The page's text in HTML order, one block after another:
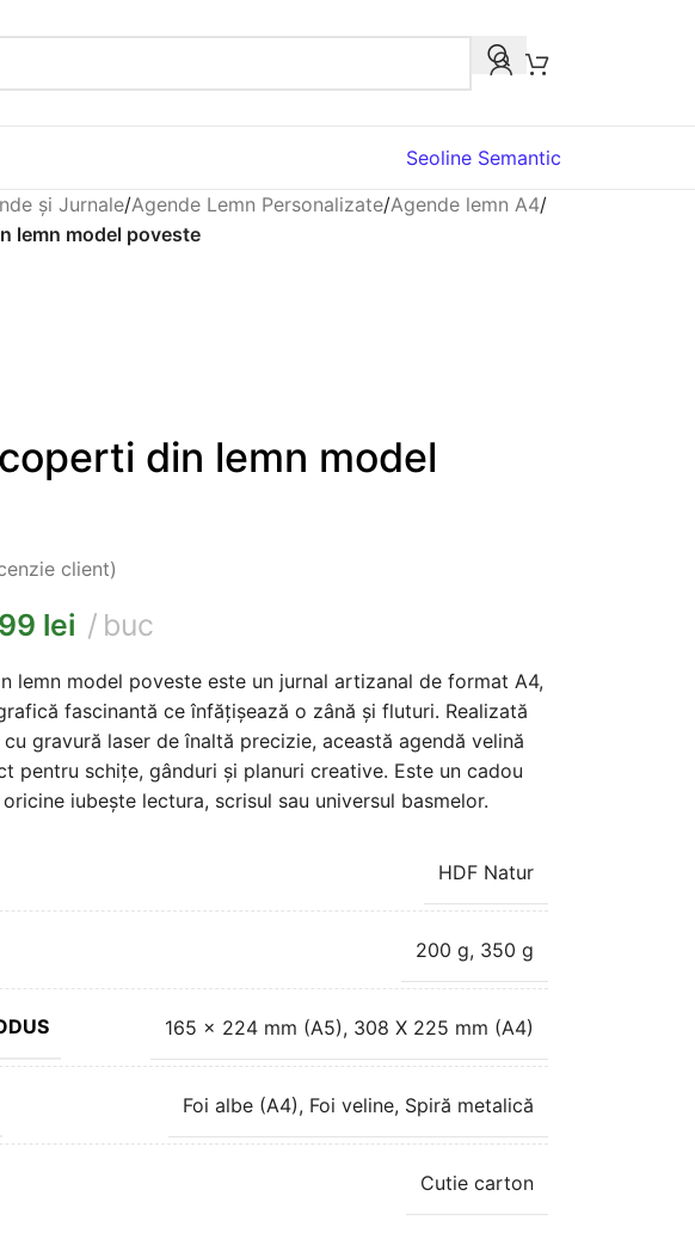
Seoline Semantic
și Jurnale/Agende Lemn Personalizate/Agende lemn A4/
lemn model poveste
din lemn model
client)
lei buc
lemn model poveste este un jurnal artizanal de format A4,
fascinantă ce înfățișează o zână și fluturi. Realizată
gravură laser de înaltă precizie, această agendă velină
pentru schițe, gânduri și planuri creative. Este un cadou
iubește lectura, scrisul sau universul basmelor.
HDF Natur
200 g, 350 g
165 x 224 mm (A5), 308 X 225 mm (A4)
Foi albe (A4), Foi veline, Spiră metalică
Cutie carton